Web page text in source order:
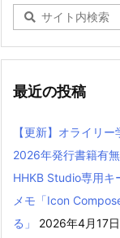
最近の投稿
【更新】オライリ
2026年発行書籍有無
HHKB Studio専用キ
メモ「Icon
る」
2026年4月17日